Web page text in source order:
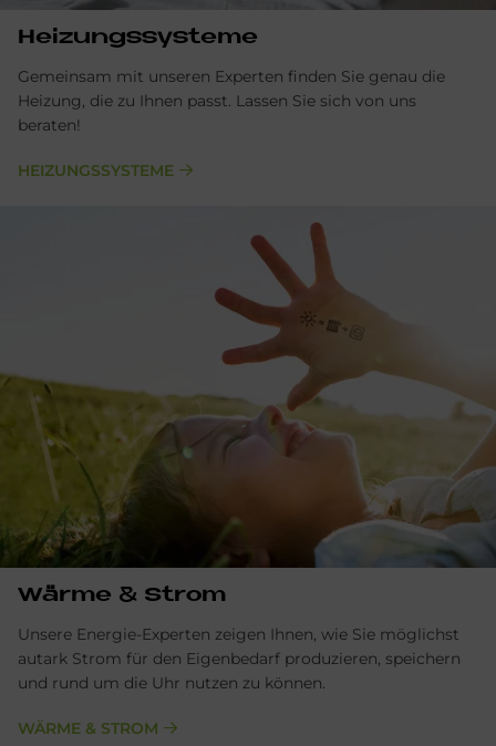
Hei­zungs­sy­ste­me
Gemeinsam mit unseren Experten finden Sie genau die
Heizung, die zu Ihnen passt. Lassen Sie sich von uns
beraten!
HEIZUNGSSYSTEME
Wär­me & Strom
Unsere Energie-Experten zeigen Ihnen, wie Sie möglichst
autark Strom für den Eigenbedarf produzieren, speichern
und rund um die Uhr nutzen zu können.
WÄRME & STROM